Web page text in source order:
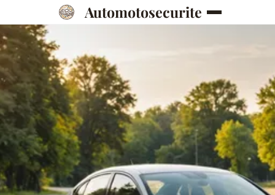
Automotosecurite